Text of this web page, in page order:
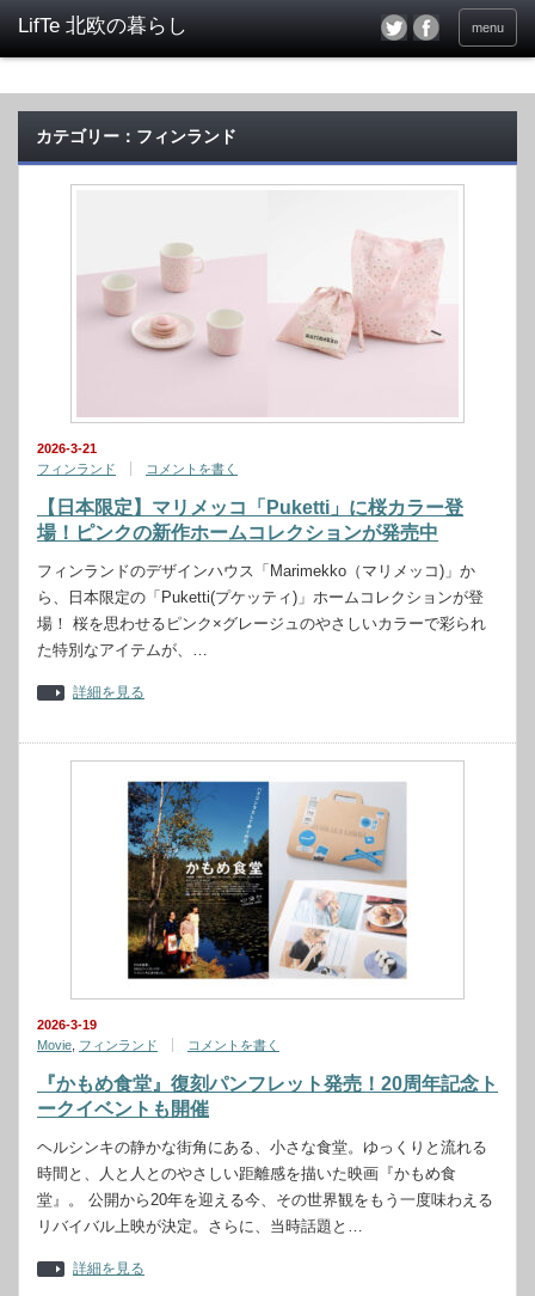
menu
カテゴリー：フィンランド
2026-3-21
フィンランド
コメントを書く
【日本限定】マリメッコ「Puketti」に桜カラー登
場！ピンクの新作ホームコレクションが発売中
フィンランドのデザインハウス「Marimekko（マリメッコ)」か
ら、日本限定の「Puketti(プケッティ)」ホームコレクションが登
場！ 桜を思わせるピンク×グレージュのやさしいカラーで彩られ
た特別なアイテムが、…
詳細を見る
2026-3-19
Movie フィンランド コメントを書く
『かもめ食堂』復刻パンフレット発売！20周年記念ト
ークイベントも開催
ヘルシンキの静かな街角にある、小さな食堂。ゆっくりと流れる
時間と、人と人とのやさしい距離感を描いた映画『かもめ食
堂』。 公開から20年を迎える今、その世界観をもう一度味わえる
リバイバル上映が決定。さらに、当時話題と…
詳細を見る